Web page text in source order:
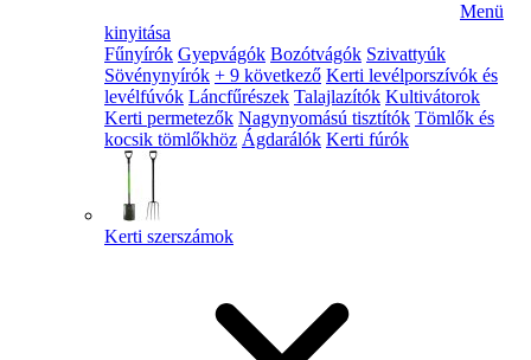
Menü
kinyitása
Fűnyírók Gyepvágók Bozótvágók Szivattyúk
Sövénynyírók + 9 következő Kerti levélporszívók és
levélfúvók Láncfűrészek Talajlazítók Kultivátorok
Kerti permetezők Nagynyomású tisztítók Tömlők és
kocsik tömlőkhöz Ágdarálók Kerti fúrók
Kerti szerszámok